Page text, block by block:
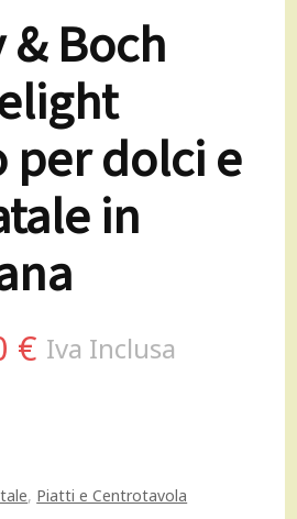
Boch
per dolci e
in
€ Il
è:
Iva Inclusa
, Piatti e Centrotavola